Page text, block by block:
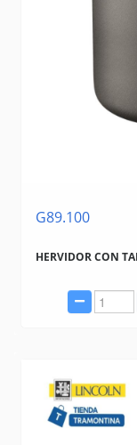
G89.100
HERVIDOR CON